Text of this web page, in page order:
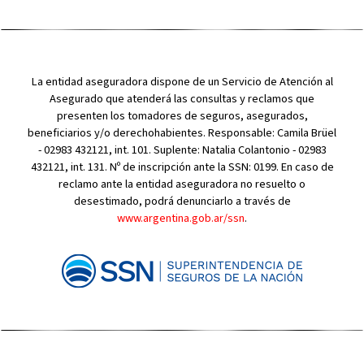
La entidad aseguradora dispone de un Servicio de Atención al
Asegurado que atenderá las consultas y reclamos que
presenten los tomadores de seguros, asegurados,
beneficiarios y/o derechohabientes. Responsable: Camila Brüel
- 02983 432121, int. 101. Suplente: Natalia Colantonio - 02983
432121, int. 131. Nº de inscripción ante la SSN: 0199. En caso de
reclamo ante la entidad aseguradora no resuelto o
desestimado, podrá denunciarlo a través de
www.argentina.gob.ar/ssn.